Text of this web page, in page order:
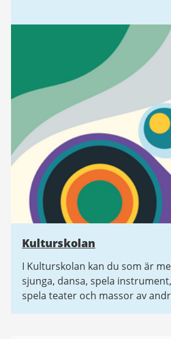
Kulturskolan
I Kulturskolan kan du som är
sjunga, dansa, spela
spela teater och massor av